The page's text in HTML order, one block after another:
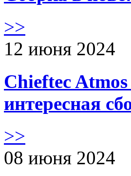
>>
12 июня 2024
Chieftec
интересная
>>
08 июня 2024